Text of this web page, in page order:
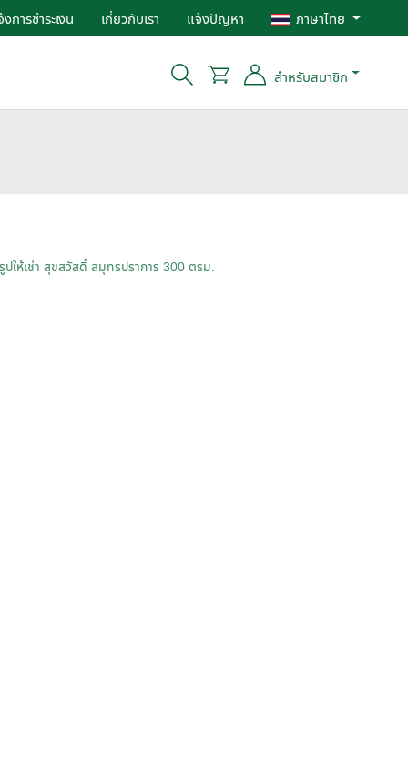
การชำระเงิน เกี่ยวกับเรา แจ้งปัญหา ภาษาไทย
สำหรับสมาชิก
ปให้เช่า สุขสวัสดิ์ สมุทรปราการ 300 ตรม.